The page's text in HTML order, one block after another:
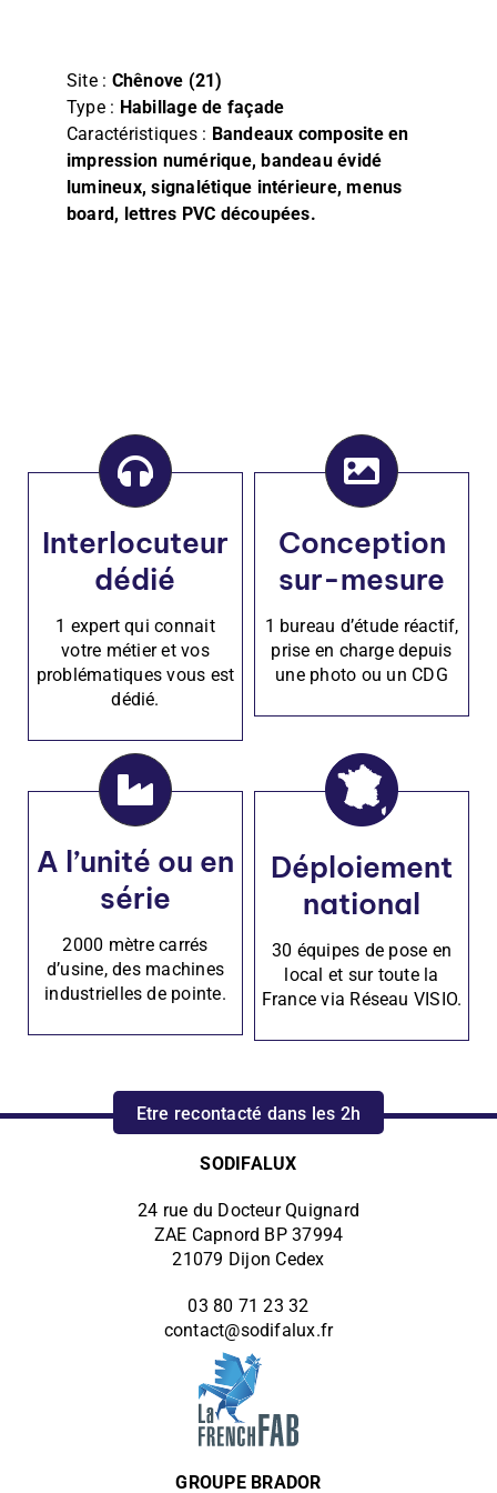
Site : Chênove (21)
Type : Habillage de façade
Caractéristiques : Bandeaux composite en
impression numérique, bandeau évidé
lumineux, signalétique intérieure, menus
board, lettres PVC découpées.
Interlocuteur
dédié
1 expert qui connait
votre métier et vos
problématiques vous est
dédié.
Conception
sur-mesure
1 bureau d’étude réactif,
prise en charge depuis
une photo ou un CDG
A l’unité ou en
série
2000 mètre carrés
d’usine, des machines
industrielles de pointe.
Déploiement
national
30 équipes de pose en
local et sur toute la
France via Réseau VISIO.
Etre recontacté dans les 2h
SODIFALUX
24 rue du Docteur Quignard
ZAE Capnord BP 37994
21079 Dijon Cedex
03 80 71 23 32
contact@sodifalux.fr
GROUPE BRADOR